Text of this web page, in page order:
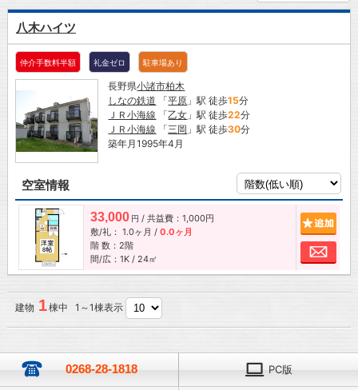
八木ハイツ
仲介手数料半額 礼金ゼロ 駐車場あり
長野県小諸市柏木
しなの鉄道 「平原 」駅 徒歩15分
ＪＲ小海線 「乙女 」駅 徒歩22分
ＪＲ小海線 「三岡 」駅 徒歩30分
築年月1995年4月
空室情報
33,000 円 / 共益費：1,000円
敷/礼： 1.0ヶ月 / 0.0ヶ月
階 数：2階
間/広：1K / 24㎡
お
建物 1棟中 1～1棟表示
0268-28-1818 PC版